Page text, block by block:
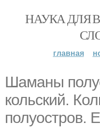
НАУКА ДЛЯ
главная
Шаманы
кольский.
полуостров.